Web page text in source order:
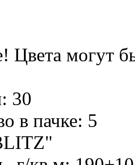
Цвета могут
30
в пачке: 5